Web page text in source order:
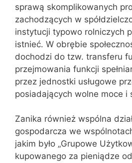
sprawą skomplikowanych
zachodzących w
instytucji typowo rolniczych
istnieć. W obrębie
dochodzi do tzw. transferu
przejmowania funkcji
przez jednostki usługowe
posiadających wolne moce i
Zanika również wspólna
gospodarcza we
jakim było „Grupowe
kupowanego za pieniądze